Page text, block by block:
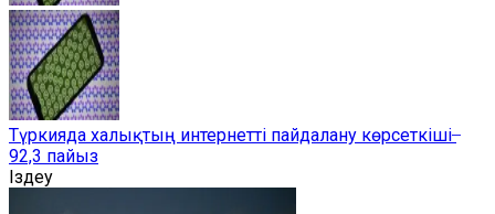
Түркияда халықтың интернетті пайдалану көрсеткіші ̶
92,3 пайыз
Іздеу